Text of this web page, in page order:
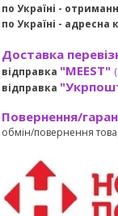
по Україні -
по Україні - адресна
Доставка
відправка "MEEST"
відправка
Повернення/
обмін/повернення